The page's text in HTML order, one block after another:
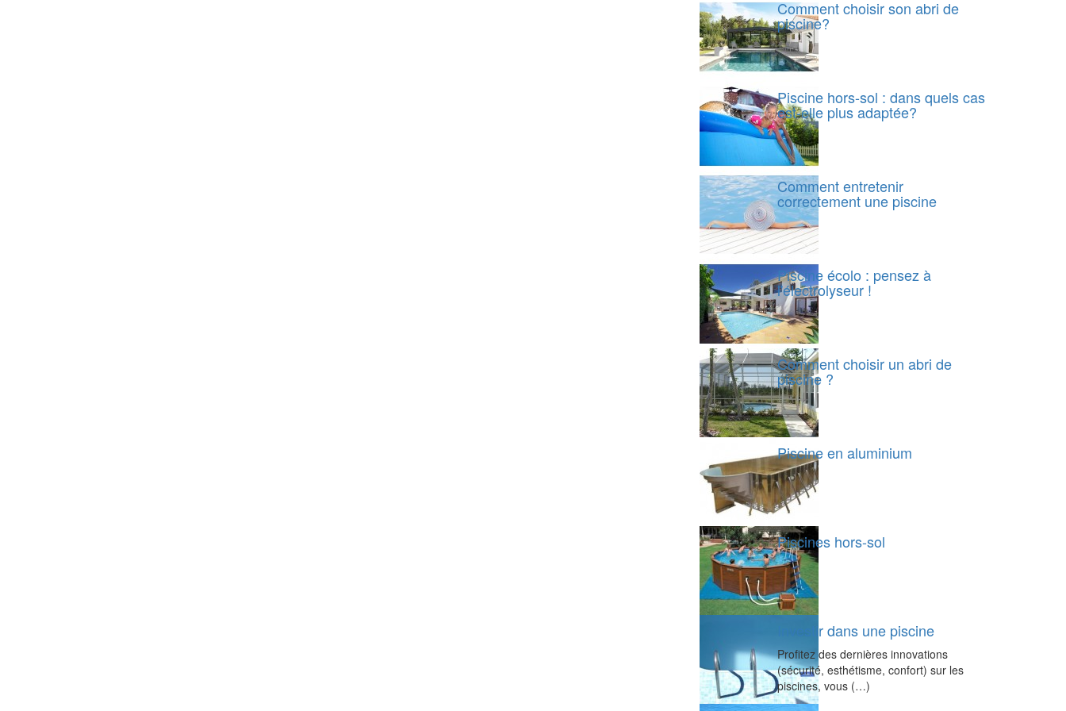
Comment choisir son abri de
piscine?
Piscine hors-sol : dans quels cas
est-elle plus adaptée?
Comment entretenir
correctement une piscine
Piscine écolo : pensez à
l'électrolyseur !
Comment choisir un abri de
piscine ?
Piscine en aluminium
Piscines hors-sol
Investir dans une piscine
Profitez des dernières innovations
(sécurité, esthétisme, confort) sur les
piscines, vous (…)